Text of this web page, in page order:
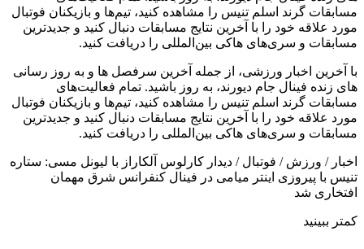
مسابقات گرند اسلم تنیس را مشاهده کنید، تیم‌ها و بازیکنان فوتبال
مورد علاقه خود را با آخرین نتایج مسابقات دنبال کنید و جدیدترین
مسابقات و سری‌های هاکی بین‌المللی را دریافت کنید.
با آخرین اخبار ورزشی، از جمله آخرین سرفصل ها و به روز رسانی
های زنده فینال جام دیورند، به روز باشید. تمام فعالیت‌های
مسابقات گرند اسلم تنیس را مشاهده کنید، تیم‌ها و بازیکنان فوتبال
مورد علاقه خود را با آخرین نتایج مسابقات دنبال کنید و جدیدترین
مسابقات و سری‌های هاکی بین‌المللی را دریافت کنید.
اخبار/ ورزش/ فوتبال/ دیدار کارلوس آلکاراز با لیونل مسی: ستاره
تنیس با پیروزی اینتر میامی در فینال کنفرانس شرق مهمان
افتخاری شد
کمتر ببینید